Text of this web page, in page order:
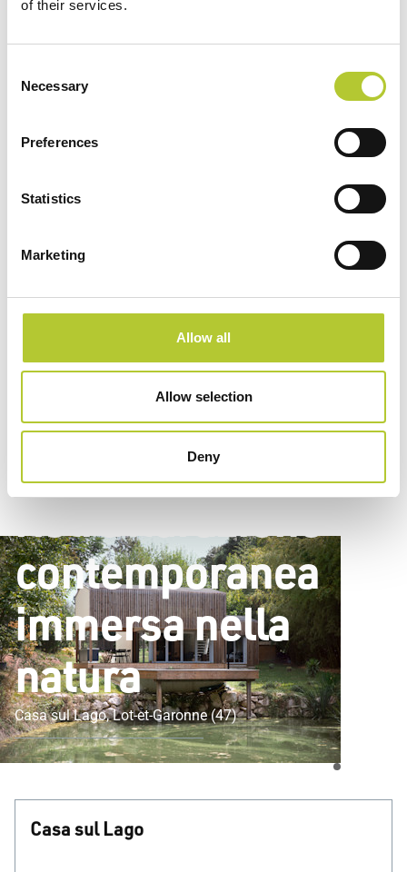
of their services.
Selection
Necessary
Preferences
Statistics
Marketing
Allow all
Allow selection
Deny
Una ristrutturazione contemporanea in un contesto
naturale
Una
ristrutturazione
contemporanea
immersa nella
natura
Casa sul Lago, Lot-et-Garonne (47)
Casa sul Lago